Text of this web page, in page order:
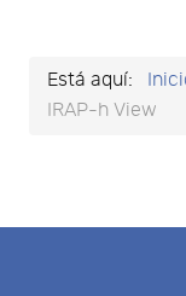
Está aquí:
IRAP-h View